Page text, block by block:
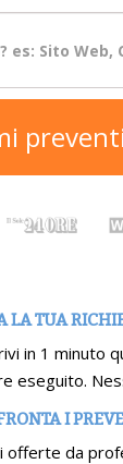
LA TUA
in 1 minuto
eseguito.
I
offerte da